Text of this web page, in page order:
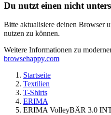
Du nutzt einen nicht
Bitte aktualisiere deinen Browser
nutzen zu können.
Weitere Informationen zu
browsehappy.com
Startseite
Textilien
T-Shirts
ERIMA
ERIMA VolleyBÄR 3.0